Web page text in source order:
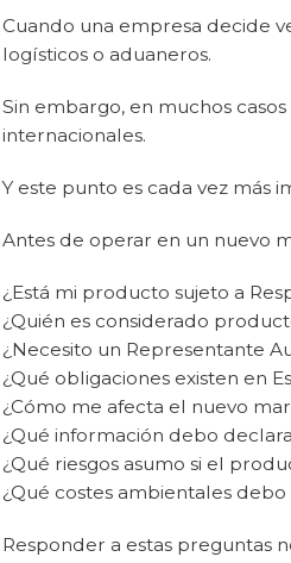
Cuando una empresa decide
logísticos o aduaneros.
Sin embargo, en muchos
internacionales.
Y este punto es cada vez más
Antes de operar en un nuevo
¿Está mi producto sujeto a
¿Quién es considerado
¿Necesito un Representante
¿Qué obligaciones existen en
¿Cómo me afecta el nuevo
¿Qué información debo
¿Qué riesgos asumo si el
¿Qué costes ambientales
Responder a estas preguntas